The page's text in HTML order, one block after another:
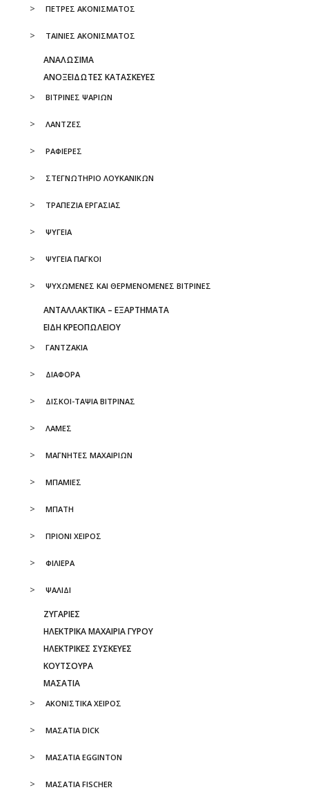
ΠΕΤΡΕΣ ΑΚΟΝΙΣΜΑΤΟΣ
ΤΑΙΝΙΕΣ ΑΚΟΝΙΣΜΑΤΟΣ
ΑΝΑΛΩΣΙΜΑ
ΑΝΟΞΕΙΔΩΤΕΣ ΚΑΤΑΣΚΕΥΕΣ
ΒΙΤΡΙΝΕΣ ΨΑΡΙΩΝ
ΛΑΝΤΖΕΣ
ΡΑΦΙΕΡΕΣ
ΣΤΕΓΝΩΤΗΡΙΟ ΛΟΥΚΑΝΙΚΩΝ
ΤΡΑΠΕΖΙΑ ΕΡΓΑΣΙΑΣ
ΨΥΓΕΙΑ
ΨΥΓΕΙΑ ΠΑΓΚΟΙ
ΨΥΧΩΜΕΝΕΣ ΚΑΙ ΘΕΡΜΕΝΟΜΕΝΕΣ ΒΙΤΡΙΝΕΣ
ΑΝΤΑΛΛΑΚΤΙΚΆ – ΕΞΑΡΤΉΜΑΤΑ
ΕΙΔΗ ΚΡΕΟΠΩΛΕΙΟΥ
ΓΑΝΤΖΑΚΙΑ
ΔΙΑΦΟΡΑ
ΔΙΣΚΟΙ-ΤΑΨΙΑ ΒΙΤΡΙΝΑΣ
ΛΑΜΕΣ
ΜΑΓΝΗΤΕΣ ΜΑΧΑΙΡΙΩΝ
ΜΠΑΜΙΕΣ
ΜΠΑΤΗ
ΠΡΙΟΝΙ ΧΕΙΡΟΣ
ΦΙΛΙΕΡΑ
ΨΑΛΙΔΙ
ΖΥΓΑΡΙΕΣ
ΗΛΕΚΤΡΙΚΑ ΜΑΧΑΙΡΙΑ ΓΥΡΟΥ
ΗΛΕΚΤΡΙΚΕΣ ΣΥΣΚΕΥΕΣ
ΚΟΥΤΣΟΥΡΑ
ΜΑΣΑΤΙΑ
ΑΚΟΝΙΣΤΙΚΑ ΧΕΙΡΟΣ
ΜΑΣΑΤΙΑ DICK
ΜΑΣΑΤΙΑ EGGINTON
ΜΑΣΑΤΙΑ FISCHER